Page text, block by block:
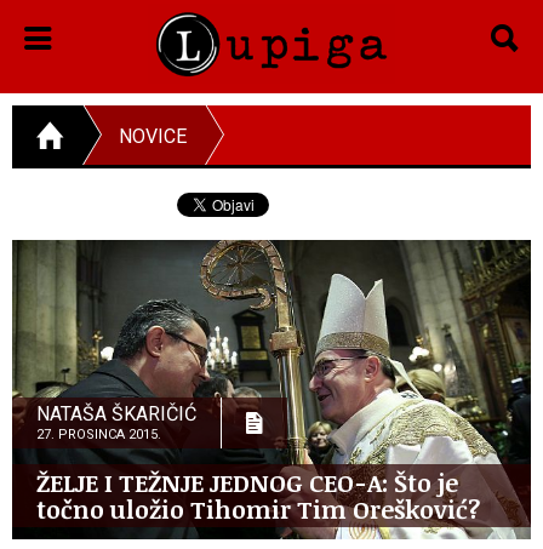
NOVICE
NATAŠA ŠKARIČIĆ
27. PROSINCA 2015.
ŽELJE I TEŽNJE JEDNOG CEO-A: Što je
točno uložio Tihomir Tim Orešković?